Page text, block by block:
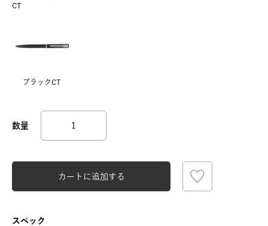
CT
ブラックCT
カートに追加する
スペック